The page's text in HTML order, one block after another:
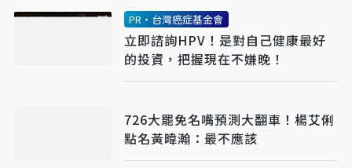
PR・台灣癌症基金會
立即諮詢HPV！是對自己健康最好
的投資，把握現在不嫌晚！
726大罷免名嘴預測大翻車！楊艾俐
點名黃暐瀚：最不應該